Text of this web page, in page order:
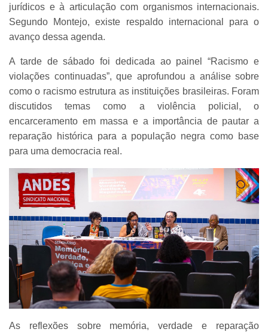
jurídicos e à articulação com organismos internacionais.
Segundo Montejo, existe respaldo internacional para o
avanço dessa agenda.
A tarde de sábado foi dedicada ao painel “Racismo e
violações continuadas”, que aprofundou a análise sobre
como o racismo estrutura as instituições brasileiras. Foram
discutidos temas como a violência policial, o
encarceramento em massa e a importância de pautar a
reparação histórica para a população negra como base
para uma democracia real.
As reflexões sobre memória, verdade e reparação